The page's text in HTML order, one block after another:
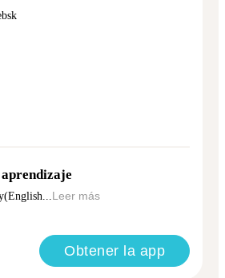
Leer más
Obtener la app